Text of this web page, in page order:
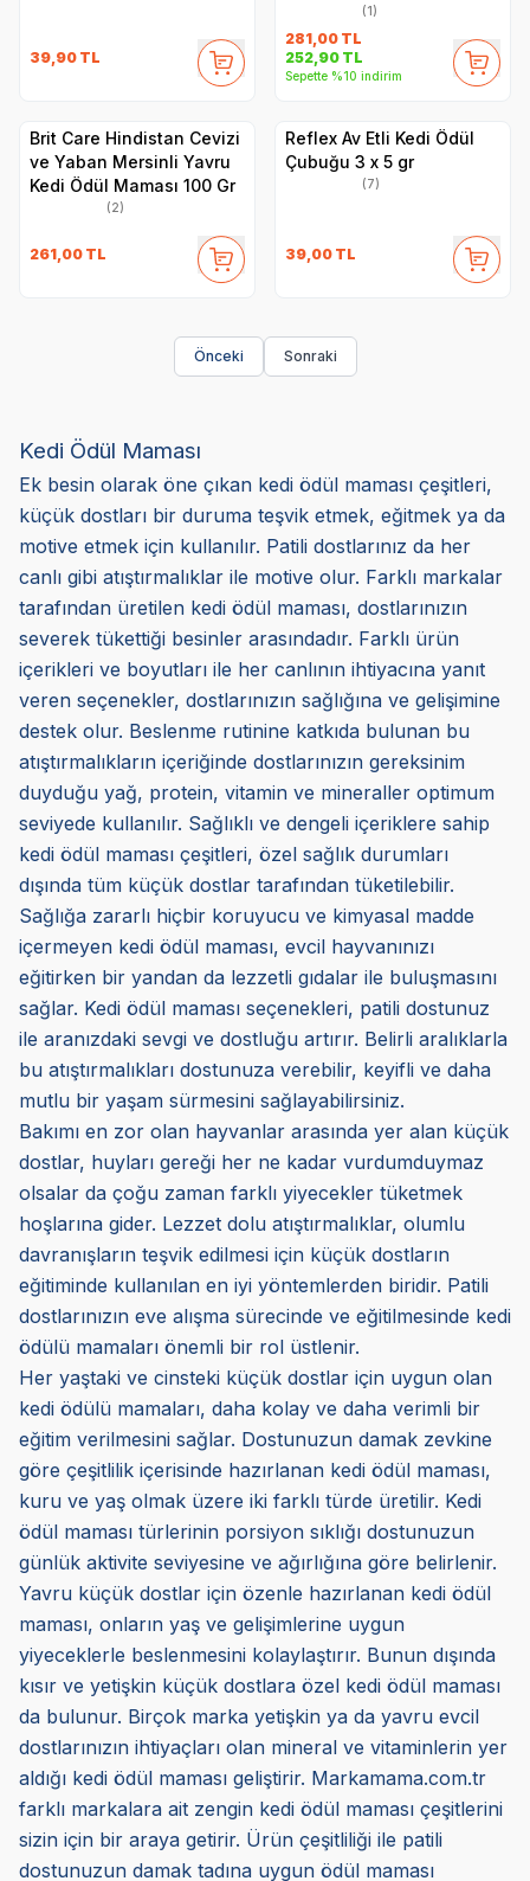
39,90 TL
(1)
281,00 TL
252,90 TL
Sepette %10 indirim
Brit Care Hindistan Cevizi
ve Yaban Mersinli Yavru
Kedi Ödül Maması 100 Gr
(2)
261,00 TL
Reflex Av Etli Kedi Ödül
Çubuğu 3 x 5 gr
(7)
39,00 TL
Önceki Sonraki
Kedi Ödül Maması
Ek besin olarak öne çıkan kedi ödül maması çeşitleri,
küçük dostları bir duruma teşvik etmek, eğitmek ya da
motive etmek için kullanılır. Patili dostlarınız da her
canlı gibi atıştırmalıklar ile motive olur. Farklı markalar
tarafından üretilen kedi ödül maması, dostlarınızın
severek tükettiği besinler arasındadır. Farklı ürün
içerikleri ve boyutları ile her canlının ihtiyacına yanıt
veren seçenekler, dostlarınızın sağlığına ve gelişimine
destek olur. Beslenme rutinine katkıda bulunan bu
atıştırmalıkların içeriğinde dostlarınızın gereksinim
duyduğu yağ, protein, vitamin ve mineraller optimum
seviyede kullanılır. Sağlıklı ve dengeli içeriklere sahip
kedi ödül maması çeşitleri, özel sağlık durumları
dışında tüm küçük dostlar tarafından tüketilebilir.
Sağlığa zararlı hiçbir koruyucu ve kimyasal madde
içermeyen kedi ödül maması, evcil hayvanınızı
eğitirken bir yandan da lezzetli gıdalar ile buluşmasını
sağlar. Kedi ödül maması seçenekleri, patili dostunuz
ile aranızdaki sevgi ve dostluğu artırır. Belirli aralıklarla
bu atıştırmalıkları dostunuza verebilir, keyifli ve daha
mutlu bir yaşam sürmesini sağlayabilirsiniz.
Bakımı en zor olan hayvanlar arasında yer alan küçük
dostlar, huyları gereği her ne kadar vurdumduymaz
olsalar da çoğu zaman farklı yiyecekler tüketmek
hoşlarına gider. Lezzet dolu atıştırmalıklar, olumlu
davranışların teşvik edilmesi için küçük dostların
eğitiminde kullanılan en iyi yöntemlerden biridir. Patili
dostlarınızın eve alışma sürecinde ve eğitilmesinde kedi
ödülü mamaları önemli bir rol üstlenir.
Her yaştaki ve cinsteki küçük dostlar için uygun olan
kedi ödülü mamaları, daha kolay ve daha verimli bir
eğitim verilmesini sağlar. Dostunuzun damak zevkine
göre çeşitlilik içerisinde hazırlanan kedi ödül maması,
kuru ve yaş olmak üzere iki farklı türde üretilir. Kedi
ödül maması türlerinin porsiyon sıklığı dostunuzun
günlük aktivite seviyesine ve ağırlığına göre belirlenir.
Yavru küçük dostlar için özenle hazırlanan kedi ödül
maması, onların yaş ve gelişimlerine uygun
yiyeceklerle beslenmesini kolaylaştırır. Bunun dışında
kısır ve yetişkin küçük dostlara özel kedi ödül maması
da bulunur. Birçok marka yetişkin ya da yavru evcil
dostlarınızın ihtiyaçları olan mineral ve vitaminlerin yer
aldığı kedi ödül maması geliştirir. Markamama.com.tr
farklı markalara ait zengin kedi ödül maması çeşitlerini
sizin için bir araya getirir. Ürün çeşitliliği ile patili
dostunuzun damak tadına uygun ödül maması